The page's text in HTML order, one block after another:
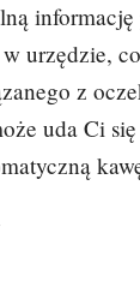
informację
urzędzie,
z
uda Ci